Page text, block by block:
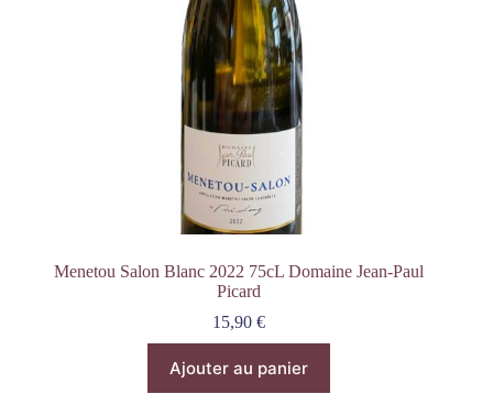
Menetou Salon Blanc 2022 75cL Domaine Jean-Paul
Picard
15,90€
Ajouter au panier